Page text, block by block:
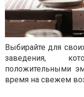
Выбирайте для
заведения,
положительными
время на свежем